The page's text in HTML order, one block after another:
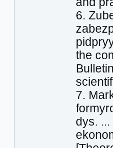
6.
the
7.
dys.